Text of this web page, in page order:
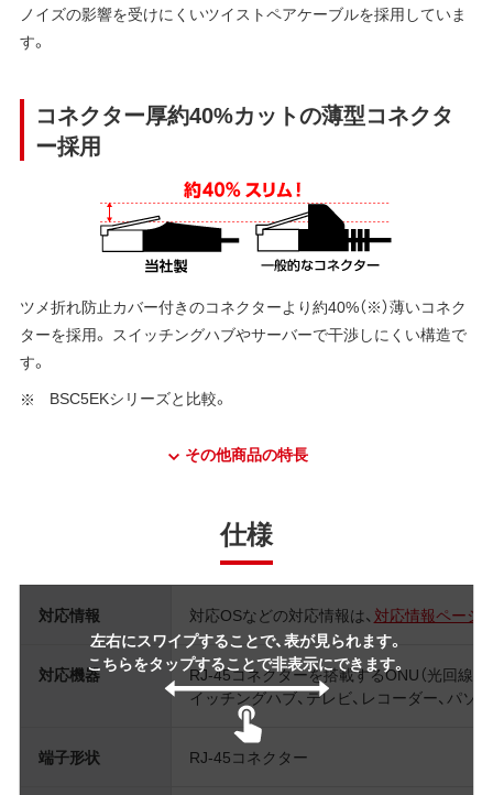
ノイズの影響を受けにくいツイストペアケーブルを採用していま
す。
コネクター厚約40%カットの薄型コネクタ
ー採用
ツメ折れ防止カバー付きのコネクターより約40%（※）薄いコネク
ターを採用。 スイッチングハブやサーバーで干渉しにくい構造で
す。
BSC5EKシリーズと比較。
その他商品の特長
仕様
左右にスワイプすることで、表が見られます。
こちらをタップすることで非表示にできます。
対応情報 対応OSなどの対応情報は、 対応情報ページ
対応機器
RJ-45コネクターを搭載するONU（光回線終
イッチングハブ、テレビ、レコーダー、パソ
端子形状 RJ-45コネクター